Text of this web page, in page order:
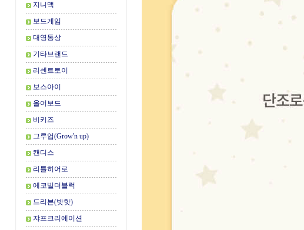
지니맥
보드게임
대영통상
기타브랜드
리센트토이
보스아이
올어보드
비키즈
그루업(Grow'n up)
캔디스
리틀히어로
에코빌더블럭
드리븐(밧핫)
쟈프크리에이션